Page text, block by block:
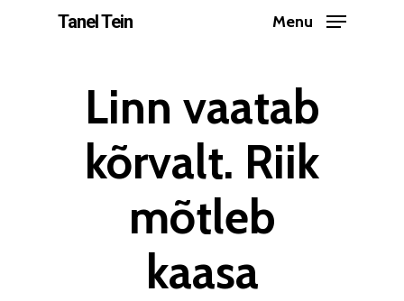
Tanel Tein Menu
Linn vaatab
kõrvalt. Riik
mõtleb
kaasa